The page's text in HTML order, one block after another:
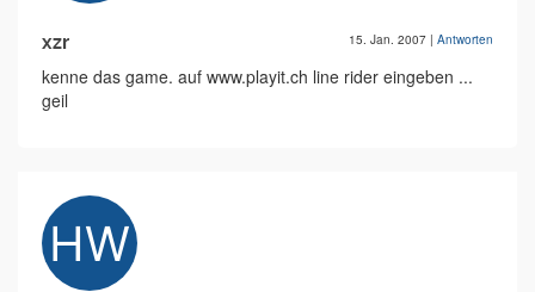
xzr 15. Jan. 2007 | Antworten
kenne das game. auf www.playit.ch line rider eingeben ...
geil